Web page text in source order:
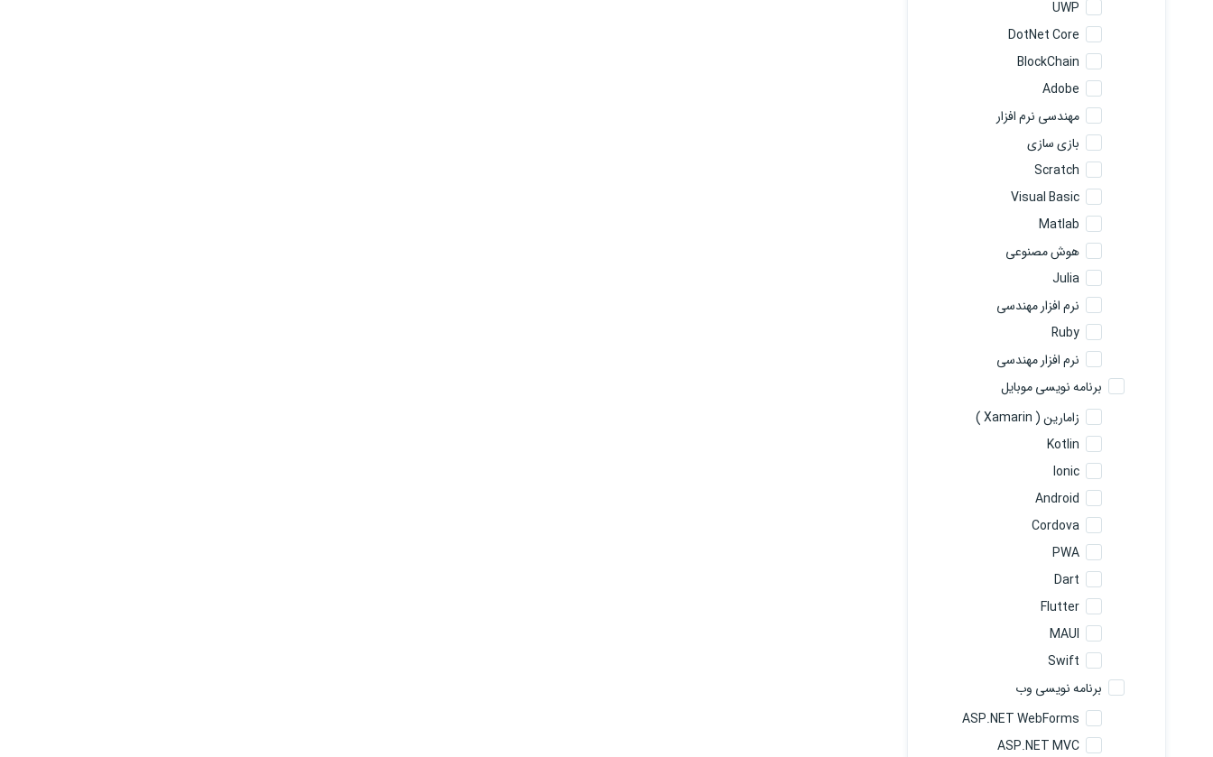
UWP
DotNet Core
BlockChain
Adobe
مهندسی نرم افزار
بازی سازی
Scratch
Visual Basic
Matlab
هوش مصنوعی
Julia
نرم افزار مهندسی
Ruby
نرم افزار مهندسی
برنامه نویسی موبایل
زامارین ( Xamarin )
Kotlin
Ionic
Android
Cordova
PWA
Dart
Flutter
MAUI
Swift
برنامه نویسی وب
ASP.NET WebForms
ASP.NET MVC